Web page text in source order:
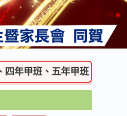
、五年甲班、五年乙班進